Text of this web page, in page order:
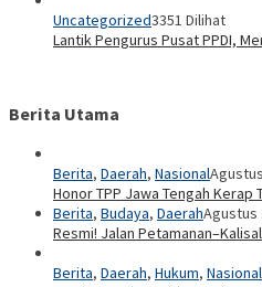
Uncategorized3351 Dilihat
Lantik Pengurus Pusat PPDI,
Berita Utama
Berita, Daerah, Nasional
Honor TPP Jawa Tengah
Berita, Budaya, DaerahAgustus
Resmi! Jalan
Berita, Daerah, Hukum, Nasional